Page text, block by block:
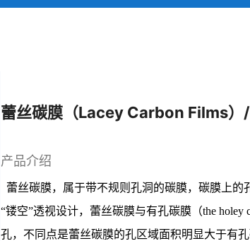
蕾丝碳膜（Lacey Carbon Films）
产品介绍
蕾丝碳膜，属于带不规则孔洞的碳膜，碳膜上
“镂空”透视设计，蕾丝碳膜与有孔碳膜（the holey
孔，不同点是蕾丝碳膜的孔区域面积明显大于有